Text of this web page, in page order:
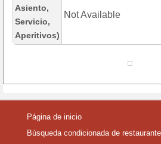
Asiento,
Servicio,
Aperitivos)
Not Available
Página de inicio
Búsqueda condicionada de